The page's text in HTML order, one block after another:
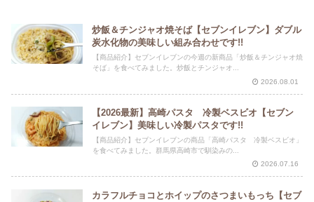
炒飯＆チンジャオ焼そば【セブンイレブン】ダブル
炭水化物の美味しい組み合わせです!!
【商品紹介】セブンイレブンの今週の新商品「炒飯＆チンジャオ焼
そば」を食べてみました。炒飯とチンジャオ...
2026.08.01
【2026最新】高崎パスタ 冷製ベスビオ【セブン
イレブン】美味しい冷製パスタです!!
【商品紹介】セブンイレブンの商品「高崎パスタ 冷製ベスビオ」
を食べてみました。群馬県高崎市で馴染みの...
2026.07.16
カラフルチョコとホイップのさつまいもっち【セブ